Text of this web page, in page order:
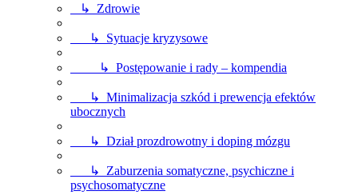
↳ Zdrowie
↳ Sytuacje kryzysowe
↳ Postępowanie i rady – kompendia
↳ Minimalizacja szkód i prewencja efektów
ubocznych
↳ Dział prozdrowotny i doping mózgu
↳ Zaburzenia somatyczne, psychiczne i
psychosomatyczne